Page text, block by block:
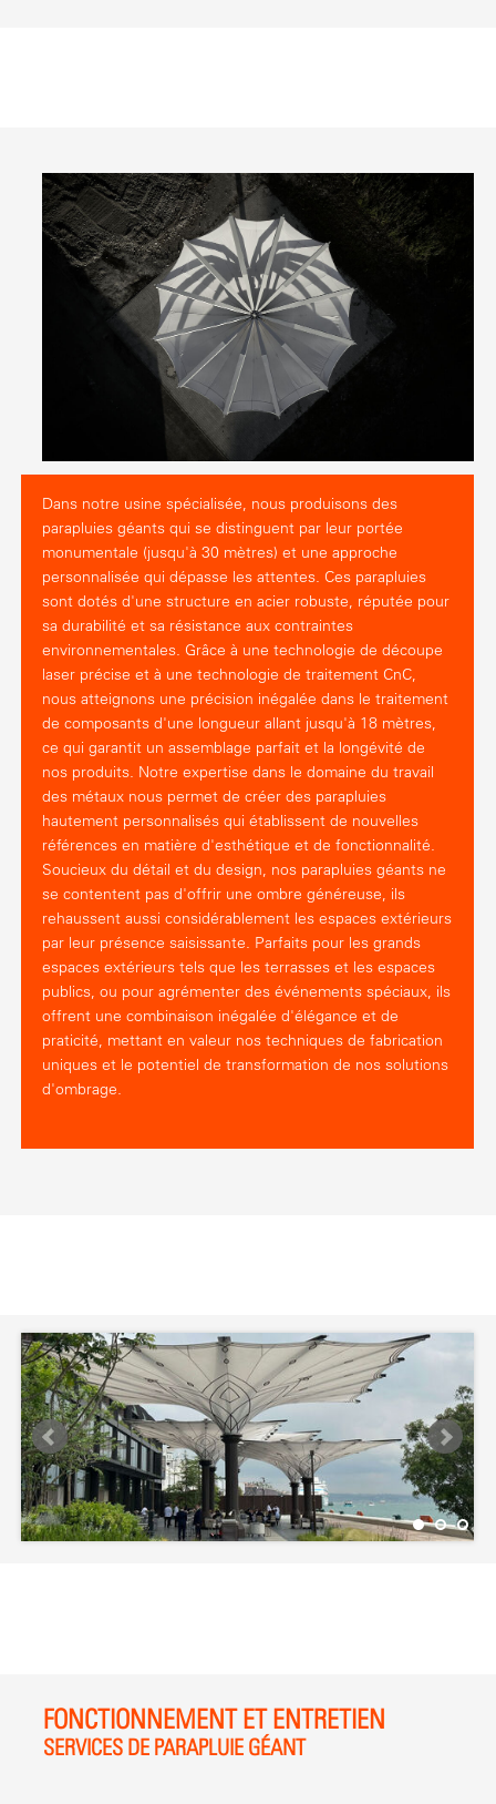
Dans notre usine spécialisée, nous produisons des
parapluies géants qui se distinguent par leur portée
monumentale (jusqu'à 30 mètres) et une approche
personnalisée qui dépasse les attentes. Ces parapluies
sont dotés d'une structure en acier robuste, réputée pour
sa durabilité et sa résistance aux contraintes
environnementales. Grâce à une technologie de découpe
laser précise et à une technologie de traitement CnC,
nous atteignons une précision inégalée dans le traitement
de composants d'une longueur allant jusqu'à 18 mètres,
ce qui garantit un assemblage parfait et la longévité de
nos produits. Notre expertise dans le domaine du travail
des métaux nous permet de créer des parapluies
hautement personnalisés qui établissent de nouvelles
références en matière d'esthétique et de fonctionnalité.
Soucieux du détail et du design, nos parapluies géants ne
se contentent pas d'offrir une ombre généreuse, ils
rehaussent aussi considérablement les espaces extérieurs
par leur présence saisissante. Parfaits pour les grands
espaces extérieurs tels que les terrasses et les espaces
publics, ou pour agrémenter des événements spéciaux, ils
offrent une combinaison inégalée d'élégance et de
praticité, mettant en valeur nos techniques de fabrication
uniques et le potentiel de transformation de nos solutions
d'ombrage.
FONCTIONNEMENT ET ENTRETIEN
SERVICES DE PARAPLUIE GÉANT